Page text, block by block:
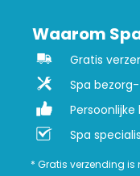
Waarom
Gratis
Spa
Spa
* Gratis verzending is